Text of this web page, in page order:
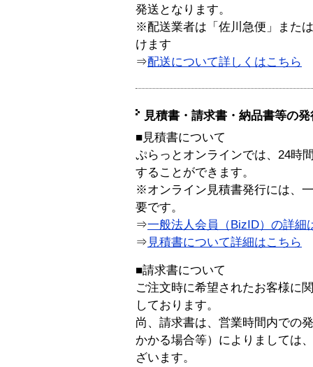
発送となります。
※配送業者は「佐川急便」また
けます
⇒配送について詳しくはこちら
見積書・請求書・納品書等の
■見積書について
ぷらっとオンラインでは、24時
することができます。
※オンライン見積書発行には、
要です。
⇒一般法人会員（BizID）の詳細
⇒ 見積書について詳細はこちら
■請求書について
ご注文時に希望されたお客様に
しております。
尚、請求書は、営業時間内での
かかる場合等）によりましては
ざいます。